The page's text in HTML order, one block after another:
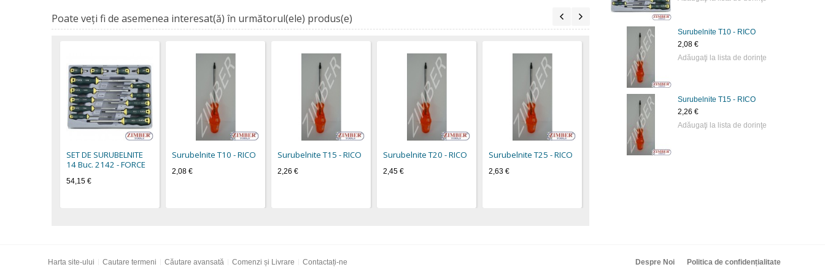
Surubelnite Т10 - RICO
2,08 €
Adăugaţi la lista de dorinţe
Surubelnite Т15 - RICO
2,26 €
Adăugaţi la lista de dorinţe
Poate veţi fi de asemenea interesat(ă) în următorul(ele) produs(e)
SET DE SURUBELNITE
14 Buc. 2142 - FORCE
54,15 €
Surubelnite Т10 - RICO
2,08 €
Surubelnite Т15 - RICO
2,26 €
Surubelnite Т20 - RICO
2,45 €
Surubelnite Т25 - RICO
2,63 €
Şurubelniţă torx- T-10 -
FORCE.
Harta site-ului Cautare termeni Căutare avansată Comenzi și Livrare Contactați-ne Despre Noi Politica de confidențialitate